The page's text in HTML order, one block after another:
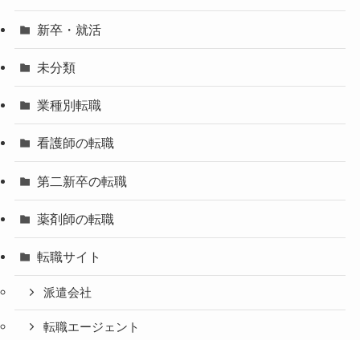
新卒・就活
未分類
業種別転職
看護師の転職
第二新卒の転職
薬剤師の転職
転職サイト
派遣会社
転職エージェント